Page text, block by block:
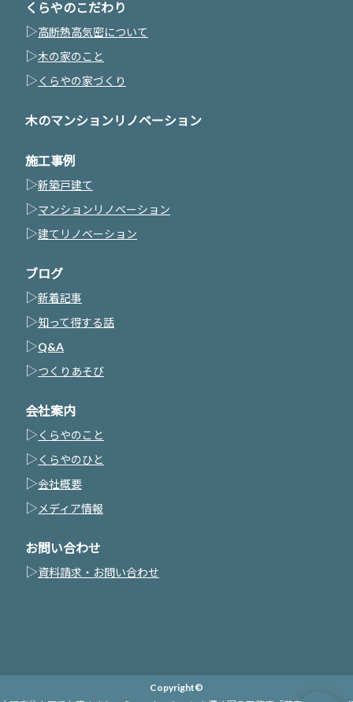
くらやのこだわり
▷高断熱高気密について
▷木の家のこと
▷ くらやの家づくり
木のマンションリノベーション
施工事例
▷新築戸建て
▷マンションリノベーション
▷建てリノベーション
ブログ
▷新着記事
▷知って得する話
▷Q&A
▷つくりあそび
会社案内
▷ くらやのこと
▷ くらやのひと
▷会社概要
▷ メディア情報
お問い合わせ
▷資料請求・お問い合わせ
Copyright©